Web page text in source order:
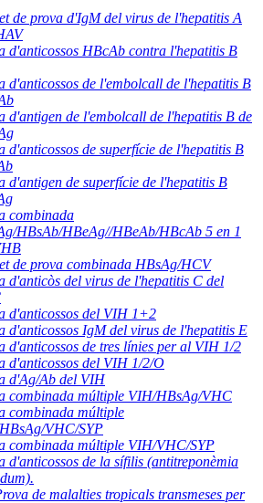
de prova d'IgM del virus de l'hepatitis A
d'anticossos HBcAb contra l'hepatitis B
d'anticossos de l'embolcall de l'hepatitis B
d'antigen de l'embolcall de l'hepatitis B de
d'anticossos de superfície de l'hepatitis B
d'antigen de superfície de l'hepatitis B
combinada
HBsAb/HBeAg//HBeAb/HBcAb 5 en 1
de prova combinada HBsAg/HCV
d'anticòs del virus de l'hepatitis C del
d'anticossos del VIH 1+2
d'anticossos IgM del virus de l'hepatitis E
d'anticossos de tres línies per al VIH 1/2
d'anticossos del VIH 1/2/O
d'Ag/Ab del VIH
combinada múltiple VIH/HBsAg/VHC
combinada múltiple
VHC/SYP
combinada múltiple VIH/VHC/SYP
d'anticossos de la sífilis (antitreponèmia
de malalties tropicals transmeses per